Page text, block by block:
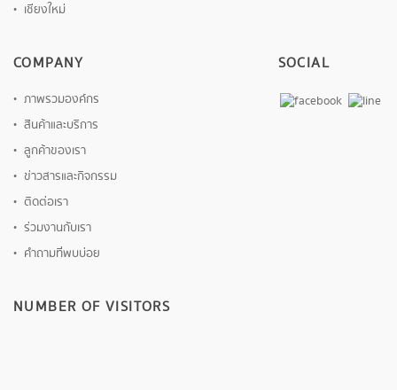
เชียงใหม่
COMPANY
ภาพรวมองค์กร
สินค้าและบริการ
ลูกค้าของเรา
ข่าวสารและกิจกรรม
ติดต่อเรา
ร่วมงานกับเรา
คำถามที่พบบ่อย
SOCIAL
NUMBER OF VISITORS